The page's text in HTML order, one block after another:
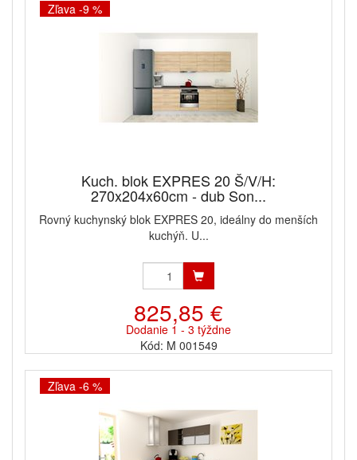
Zľava -9 %
Kuch. blok EXPRES 20 Š/V/H:
270x204x60cm - dub Son...
Rovný kuchynský blok EXPRES 20, ideálny do menších
kuchýň. U...
825,85 €
Dodanie 1 - 3 týždne
Kód: M 001549
Zľava -6 %